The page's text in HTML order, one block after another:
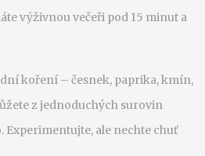
výživnou večeři pod 15 minut a
koření – česnek, paprika, kmín,
z jednoduchých surovin
Experimentujte, ale nechte chuť